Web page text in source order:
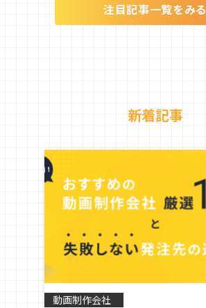
注目記事一覧をみる
新着記事
動画制作会社